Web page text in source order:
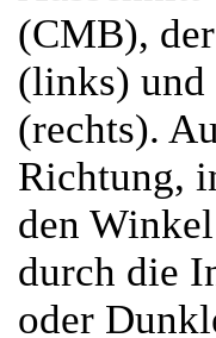
(CMB),
(links) und
(rechts).
Richtung,
den
durch die
oder